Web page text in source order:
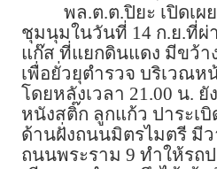
พล.ต.ต.ปิยะ เปิดเผ
ชุมนุมในวันที่ 14 ก.ย.ที่ผ่
แก๊ส ที่แยกดินแดง มีขว้า
เพื่อยั่วยุตำรวจ บริเวณ
โดยหลังเวลา 21.00 น.
หนังสติ๊ก ลูกแก้ว ปาระเ
ด้านฝั่งถนนมิตรไมตรี มีว
ถนนพระราม 9 ทำให้รถ